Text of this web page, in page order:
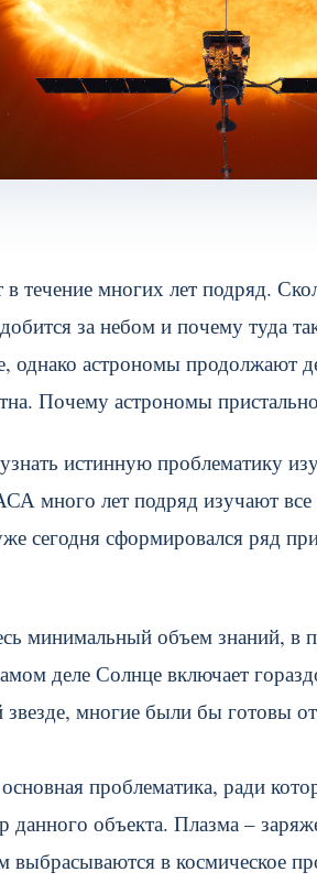
течение многих лет подряд.
за небом и почему туда
однако астрономы продолжают
Почему астрономы
истинную проблематику
много лет подряд изучают все
сегодня сформировался ряд
минимальный объем знаний, в
деле Солнце включает
звезде, многие были бы
проблематика, ради
данного объекта. Плазма –
в космическое